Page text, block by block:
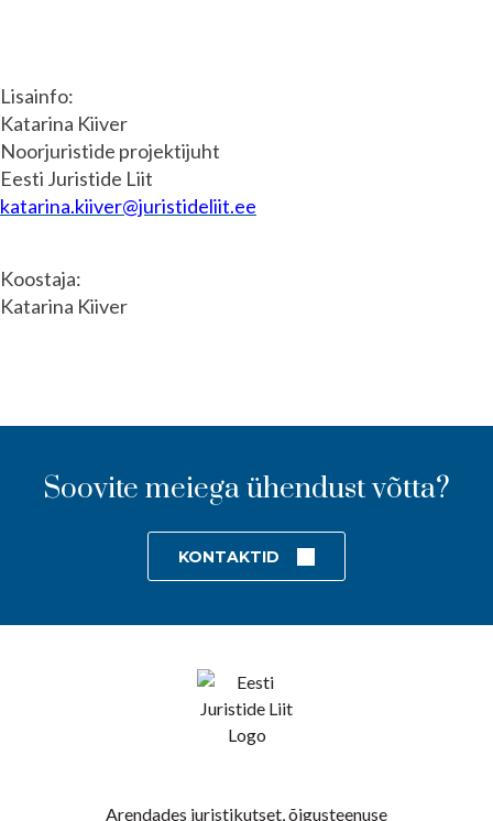
Lisainfo:
Katarina Kiiver
Noorjuristide projektijuht
Eesti Juristide Liit
katarina.kiiver@juristideliit.ee
Koostaja:
Katarina Kiiver
Soovite meiega ühendust võtta?
KONTAKTID
Arendades juristikutset, õigusteenuse